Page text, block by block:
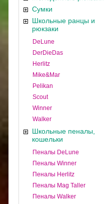
Сумки
Школьные ранцы и
рюкзаки
DeLune
DerDieDas
Herlitz
Mike&Mar
Pelikan
Scout
Winner
Walker
Школьные пеналы,
кошельки
Пеналы DeLune
Пеналы Winner
Пеналы Herlitz
Пеналы Mag Taller
Пеналы Walker